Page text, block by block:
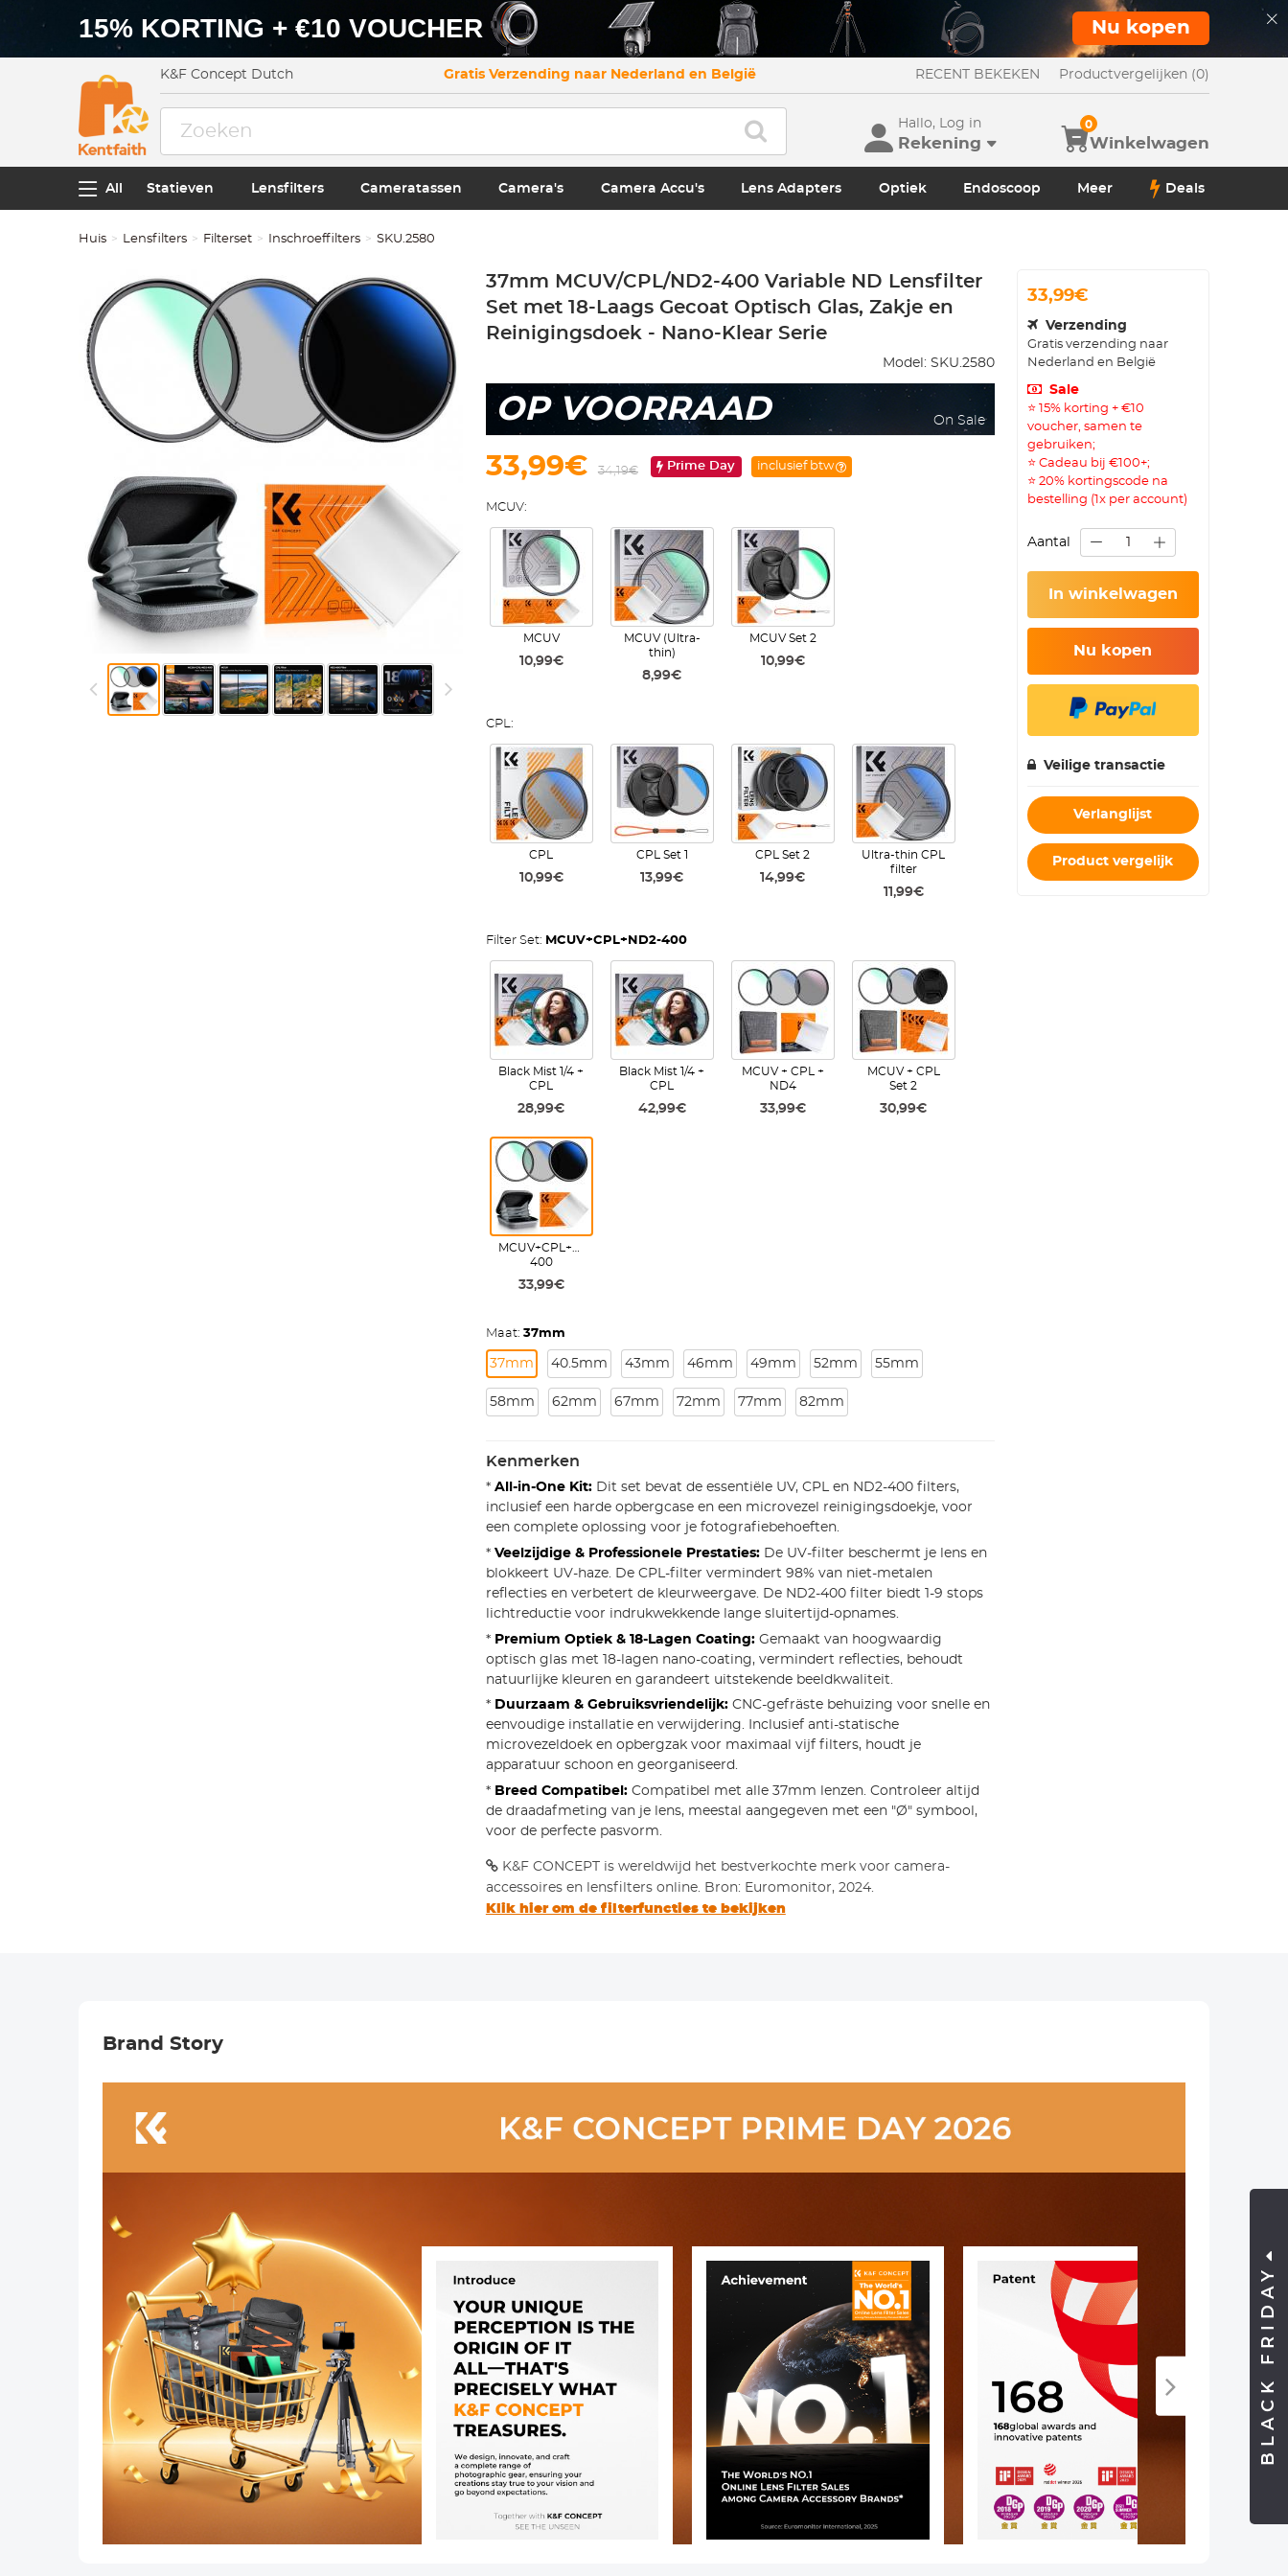
15% KORTING + €10 VOUCHER Nu kopen
K&F Concept Dutch Gratis Verzending naar Nederland en België RECENT BEKEKEN Productvergelijken (0)
Hallo, Log in
Rekening Winkelwagen
0
All Statieven Lensfilters Cameratassen Camera's Camera Accu's Lens Adapters Optiek Endoscoop Meer Deals
Huis Lensfilters Filterset Inschroeffilters SKU.2580
37mm MCUV/CPL/ND2-400 Variable ND Lensfilter
Set met 18-Laags Gecoat Optisch Glas, Zakje en
Reinigingsdoek - Nano-Klear Serie
Model: SKU.2580
OP VOORRAAD On Sale
33,99€ 34,19€ Prime Day inclusief btw
MCUV:
MCUV
10,99€
MCUV (Ultra-
thin)
8,99€
MCUV Set 2
10,99€
CPL:
CPL
10,99€
CPL Set 1
13,99€
CPL Set 2
14,99€
Ultra-thin CPL
filter
11,99€
Filter Set: MCUV+CPL+ND2-400
Black Mist 1/4 +
CPL
28,99€
Black Mist 1/4 +
CPL
42,99€
MCUV + CPL +
ND4
33,99€
MCUV + CPL
Set 2
30,99€
MCUV+CPL+ND2-
400
33,99€
Maat: 37mm
37mm 40.5mm 43mm 46mm 49mm 52mm 55mm
58mm 62mm 67mm 72mm 77mm 82mm
Kenmerken
* All-in-One Kit:Dit set bevat de essentiële UV, CPL en ND2-400 filters,
inclusief een harde opbergcase en een microvezel reinigingsdoekje, voor
een complete oplossing voor je fotografiebehoeften.
* Veelzijdige & Professionele Prestaties:De UV-filter beschermt je lens en
blokkeert UV-haze. De CPL-filter vermindert 98% van niet-metalen
reflecties en verbetert de kleurweergave. De ND2-400 filter biedt 1-9 stops
lichtreductie voor indrukwekkende lange sluitertijd-opnames.
* Premium Optiek & 18-Lagen Coating:Gemaakt van hoogwaardig
optisch glas met 18-lagen nano-coating, vermindert reflecties, behoudt
natuurlijke kleuren en garandeert uitstekende beeldkwaliteit.
* Duurzaam & Gebruiksvriendelijk:CNC-gefräste behuizing voor snelle en
eenvoudige installatie en verwijdering. Inclusief anti-statische
microvezeldoek en opbergzak voor maximaal vijf filters, houdt je
apparatuur schoon en georganiseerd.
* Breed Compatibel:Compatibel met alle 37mm lenzen. Controleer altijd
de draadafmeting van je lens, meestal aangegeven met een "Ø" symbool,
voor de perfecte pasvorm.
K&F CONCEPT is wereldwijd het bestverkochte merk voor camera-
accessoires en lensfilters online. Bron: Euromonitor, 2024.
Klik hier om de filterfuncties te bekijken
33,99€
Verzending
Gratis verzending naar
Nederland en België
Sale
⭐ 15% korting + €10
voucher, samen te
gebruiken;
⭐ Cadeau bij €100+;
⭐ 20% kortingscode na
bestelling (1x per account)
Aantal
In winkelwagen
Nu kopen
Veilige transactie
Verlanglijst
Product vergelijk
Brand Story
BLACK FRIDAY